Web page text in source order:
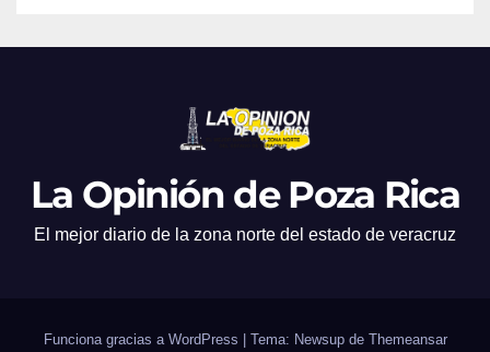
La Opinión de Poza Rica
El mejor diario de la zona norte del estado de veracruz
Funciona gracias a WordPress | Tema: Newsup de Themeansar